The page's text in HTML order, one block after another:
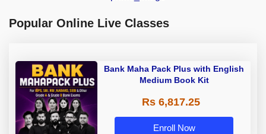
Popular Online Live Classes
Bank Maha Pack Plus with English
Medium Book Kit
Rs 6,817.25
Enroll Now